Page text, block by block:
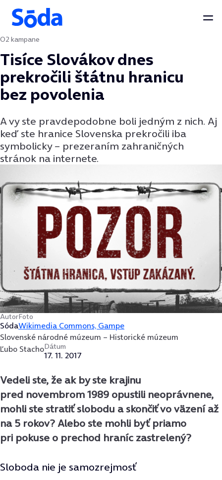
Preskočiť na obsah
O2 kampane
Tisíce Slovákov dnes
prekročili štátnu hranicu
bez povolenia
A vy ste pravdepodobne boli jedným z nich. Aj
keď ste hranice Slovenska prekročili iba
symbolicky – prezeraním zahraničných
stránok na internete.
Autor
Sóda
Foto
Wikimedia Commons, Gampe
Slovenské národné múzeum – Historické múzeum
Ľubo StachoDátum
17. 11. 2017
Vedeli ste, že ak by ste krajinu
pred novembrom 1989 opustili neoprávnene,
mohli ste stratiť slobodu a skončiť vo väzení až
na 5 rokov? Alebo ste mohli byť priamo
pri pokuse o prechod hraníc zastrelený?
Sloboda nie je samozrejmosť